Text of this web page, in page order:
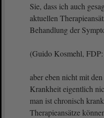
Sie, dass ich auch
aktuellen
Behandlung der
(Guido Kosmehl,
aber eben nicht mit
Krankheit eigentlich
man ist chronisch
Therapieansätze